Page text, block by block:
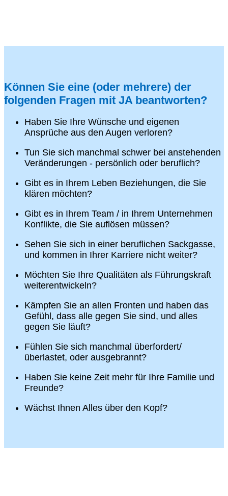
Können Sie eine (oder mehrere) der
folgenden Fragen mit JA beantworten?
Haben Sie Ihre Wünsche und eigenen
Ansprüche aus den Augen verloren?
Tun Sie sich manchmal schwer bei anstehenden
Veränderungen - persönlich oder beruflich?
Gibt es in Ihrem Leben Beziehungen, die Sie
klären möchten?
Gibt es in Ihrem Team / in Ihrem Unternehmen
Konflikte, die Sie auflösen müssen?
Sehen Sie sich in einer beruflichen Sackgasse,
und kommen in Ihrer Karriere nicht weiter?
Möchten Sie Ihre Qualitäten als Führungskraft
weiterentwickeln?
Kämpfen Sie an allen Fronten und haben das
Gefühl, dass alle gegen Sie sind, und alles
gegen Sie läuft?
Fühlen Sie sich manchmal überfordert/
überlastet, oder ausgebrannt?
Haben Sie keine Zeit mehr für Ihre Familie und
Freunde?
Wächst Ihnen Alles über den Kopf?